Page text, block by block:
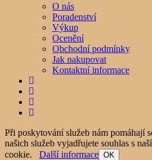
O nás
Poradenství
Výkup
Ocenění
Obchodní podmínky
Jak nakupovat
Kontaktní informace
Při poskytování služeb nám pomáhají
našich služeb vyjadřujete souhlas s
cookie. Další informace